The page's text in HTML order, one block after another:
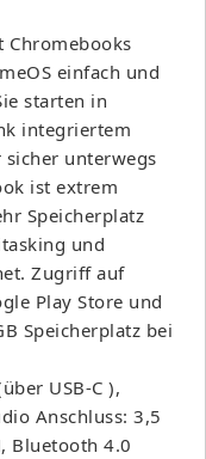
Chromebooks
einfach und
starten in
integriertem
unterwegs
ist extrem
Speicherplatz
und
Zugriff auf
Play Store und
Speicherplatz bei
USB-C ),
Anschluss: 3,5
Bluetooth 4.0